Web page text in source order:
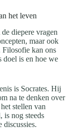
het leven
diepere vragen
maar ook
Filosofie kan ons
doel is en hoe we
is Socrates. Hij
na te denken over
stellen van
is nog steeds